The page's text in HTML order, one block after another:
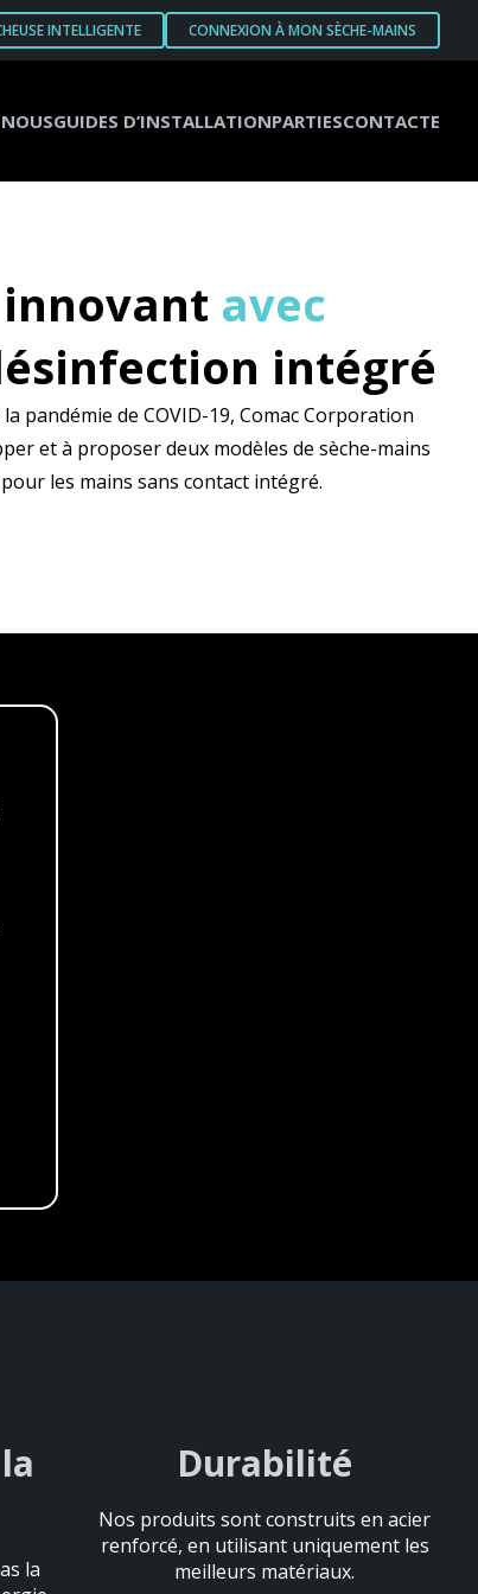
INTELLIGENTE CONNEXION À MON SÈCHE-MAINS
GUIDES D’INSTALLATIONPARTIESCONTACTE
avec
intégré
pandémie de COVID-19, Comac Corporation
et à proposer deux modèles de sèche-mains
les mains sans contact intégré.
la
la
Durabilité
Nos produits sont construits en acier
renforcé, en utilisant uniquement les
meilleurs matériaux.
Durabilité
Nos produits sont construits en acier
renforcé, en utilisant uniquement les
meilleurs matériaux.